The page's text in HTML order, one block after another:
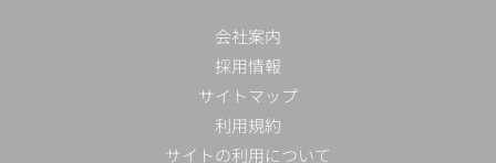
会社案内
採用情報
サイトマップ
利用規約
サイトの利用について